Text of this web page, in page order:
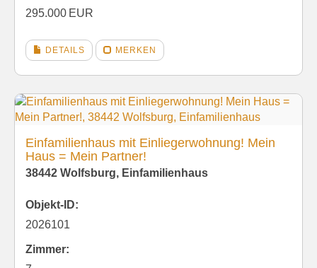
295.000 EUR
DETAILS MERKEN
Einfamilienhaus mit Einliegerwohnung! Mein
Haus = Mein Partner!
38442 Wolfsburg, Einfamilienhaus
Objekt-ID:
2026101
Zimmer: